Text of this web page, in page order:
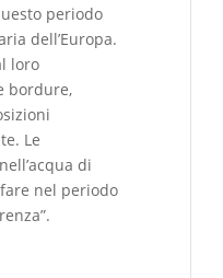
periodo
dell’Europa.
loro
bordure,
Le
di
nel periodo